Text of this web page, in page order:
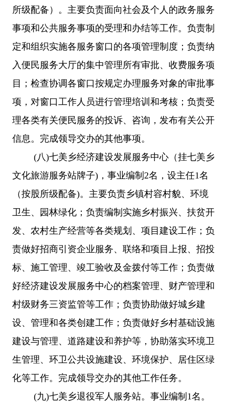
所级配备）。主要负责面向社会及个人的政务服务
事项和公共服务事项的受理和办结等工作。负责制
定和组织实施各服务窗口的各项管理制度；负责纳
入便民服务大厅的集中管理所有审批、收费服务项
目；检查协调各窗口按规定办理服务对象的审批事
项，对窗口工作人员进行管理培训和考核；负责受
理各类有关便民服务的投诉、咨询，发布有关公开
信息。完成领导交办的其他事项。
(八)七美乡经济建设发展服务中心（挂七美乡
文化旅游服务站牌子)，事业编制2名，设主任1名
（按股所级配备)。主要负责乡镇村容村貌、环境
卫生、园林绿化；负责编制实施乡村振兴、扶贫开
发、农村生产经营等各类规划、项目建设工作；负
责做好招商引资企业服务、联络和项目上报、招投
标、施工管理、竣工验收及金拨付等工作；负责做
好经济建设发展服务中心的档案管理、财产管理和
村级财务三资监管等工作；负责协助做好城乡建
设、管理和各类创建工作；负责做好乡村基础设施
建设与管理、道路建设和养护等，协助落实环境卫
生管理、环卫公共设施建设、环境保护、居住区绿
化等工作。完成领导交办的其他工作任务。
(九)七美乡退役军人服务站。事业编制1名。